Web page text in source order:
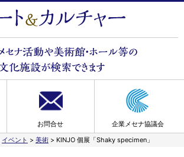
お問合せ
企業メセナ協議会
イベント > 美術 > KINJO 個展「Shaky specimen」